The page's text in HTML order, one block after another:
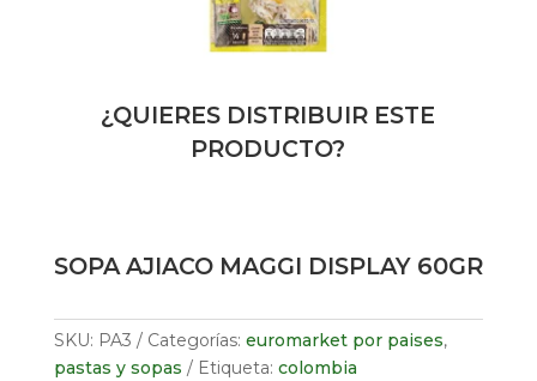
¿QUIERES DISTRIBUIR ESTE
PRODUCTO?
SOPA AJIACO MAGGI DISPLAY 60GR
SKU: PA3 Categorías: euromarket por paises,
pastas y sopas
Etiqueta: colombia